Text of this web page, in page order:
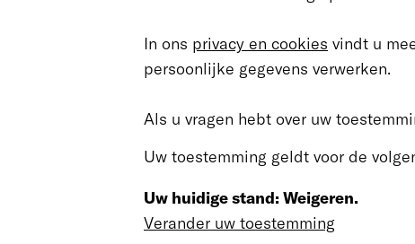
In ons privacy en cookies vindt u
persoonlijke gegevens verwerken.
Als u vragen hebt over uw
Uw toestemming geldt voor de
Uw huidige stand: Weigeren.
Verander uw toestemming